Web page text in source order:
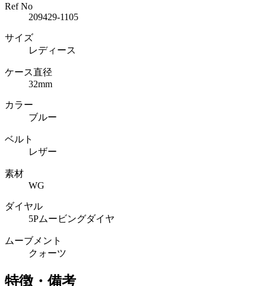
Ref No
209429-1105
サイズ
レディース
ケース直径
32mm
カラー
ブルー
ベルト
レザー
素材
WG
ダイヤル
5Pムービングダイヤ
ムーブメント
クォーツ
特徴・備考